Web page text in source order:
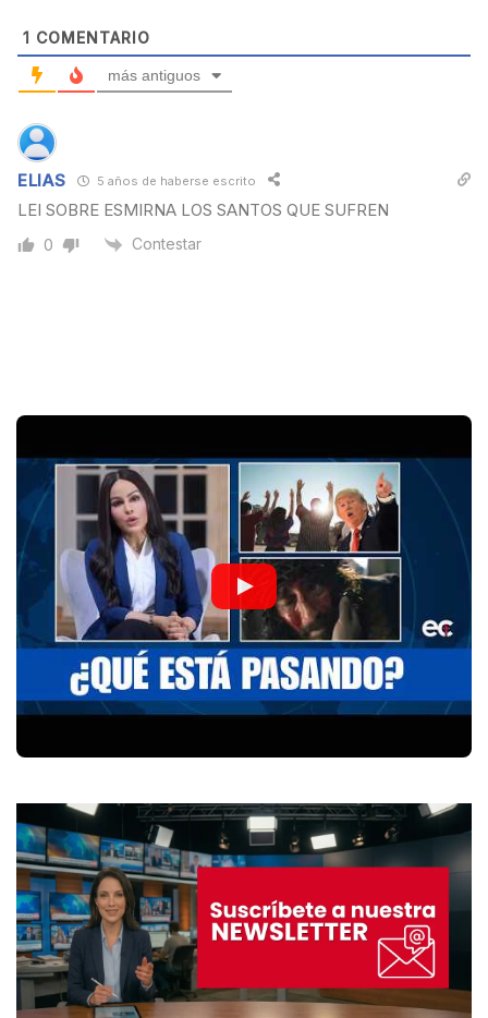
1 COMENTARIO
más antiguos
ELIAS 5 años de haberse escrito
LEI SOBRE ESMIRNA LOS SANTOS QUE SUFREN
0 Contestar